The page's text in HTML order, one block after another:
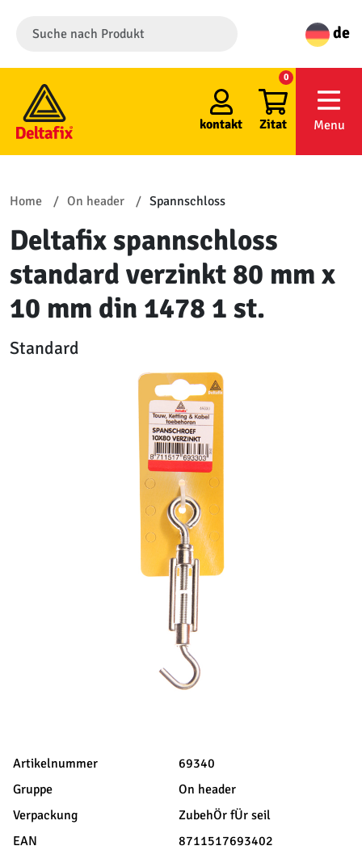
de
kontakt Zitat
0
Menu
Home On header Spannschloss
Deltafix spannschloss
standard verzinkt 80 mm x
10 mm din 1478 1 st.
Standard
Artikelnummer
69340
Gruppe
On header
Verpackung
ZubehÖr fÜr seil
EAN
8711517693402